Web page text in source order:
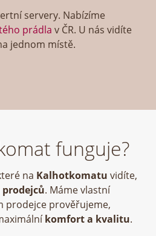
servery. Nabízíme
prádla v ČR. U nás vidíte
jednom místě.
funguje?
na Kalhotkomatu vidíte,
. Máme vlastní
prodejce prověřujeme,
komfort a kvalitu.